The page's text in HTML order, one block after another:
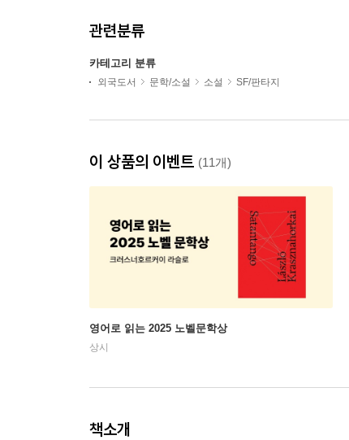
관련분류
카테고리 분류
외국도서 문학/소설 소설 SF/판타지
이 상품의 이벤트 (11개)
영어로 읽는 2025 노벨문학상
상시
책소개